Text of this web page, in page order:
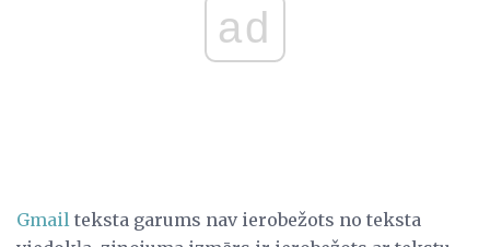
ad
Gmail teksta garums nav ierobežots no teksta